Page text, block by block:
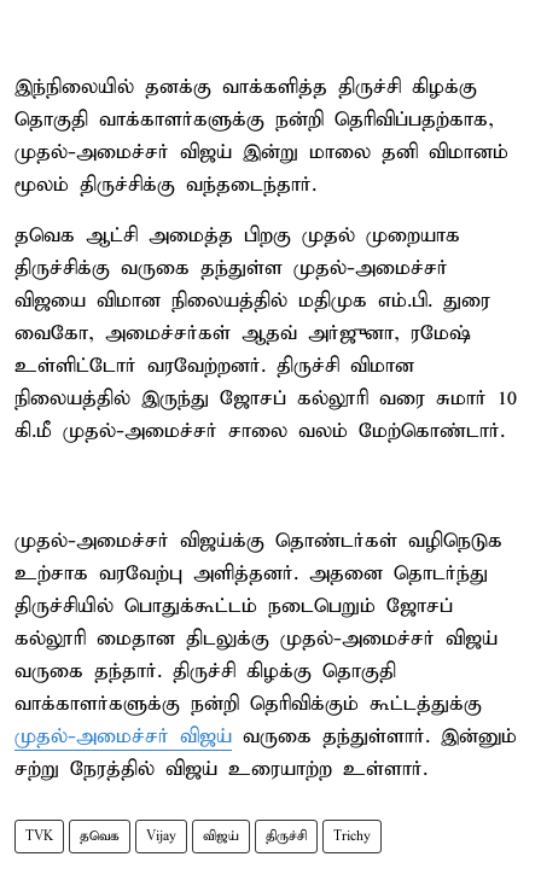
இந்நிலையில் தனக்கு வாக்களித்த திருச்சி கிழக்கு
தொகுதி வாக்காளர்களுக்கு நன்றி தெரிவிப்பதற்காக,
முதல்-அமைச்சர் விஜய் இன்று மாலை தனி விமானம்
மூலம் திருச்சிக்கு வந்தடைந்தார்.
தவெக ஆட்சி அமைத்த பிறகு முதல் முறையாக
திருச்சிக்கு வருகை தந்துள்ள முதல்-அமைச்சர்
விஜயை விமான நிலையத்தில் மதிமுக எம்.பி. துரை
வைகோ, அமைச்சர்கள் ஆதவ் அர்ஜுனா, ரமேஷ்
உள்ளிட்டோர் வரவேற்றனர். திருச்சி விமான
நிலையத்தில் இருந்து ஜோசப் கல்லூரி வரை சுமார் 10
கி.மீ முதல்-அமைச்சர் சாலை வலம் மேற்கொண்டார்.
முதல்-அமைச்சர் விஜய்க்கு தொண்டர்கள் வழிநெடுக
உற்சாக வரவேற்பு அளித்தனர். அதனை தொடர்ந்து
திருச்சியில் பொதுக்கூட்டம் நடைபெறும் ஜோசப்
கல்லூரி மைதான திடலுக்கு முதல்-அமைச்சர் விஜய்
வருகை தந்தார். திருச்சி கிழக்கு தொகுதி
வாக்காளர்களுக்கு நன்றி தெரிவிக்கும் கூட்டத்துக்கு
முதல்-அமைச்சர் விஜய் வருகை தந்துள்ளார். இன்னும்
சற்று நேரத்தில் விஜய் உரையாற்ற உள்ளார்.
TVK தவெக Vijay விஜய் திருச்சி Trichy